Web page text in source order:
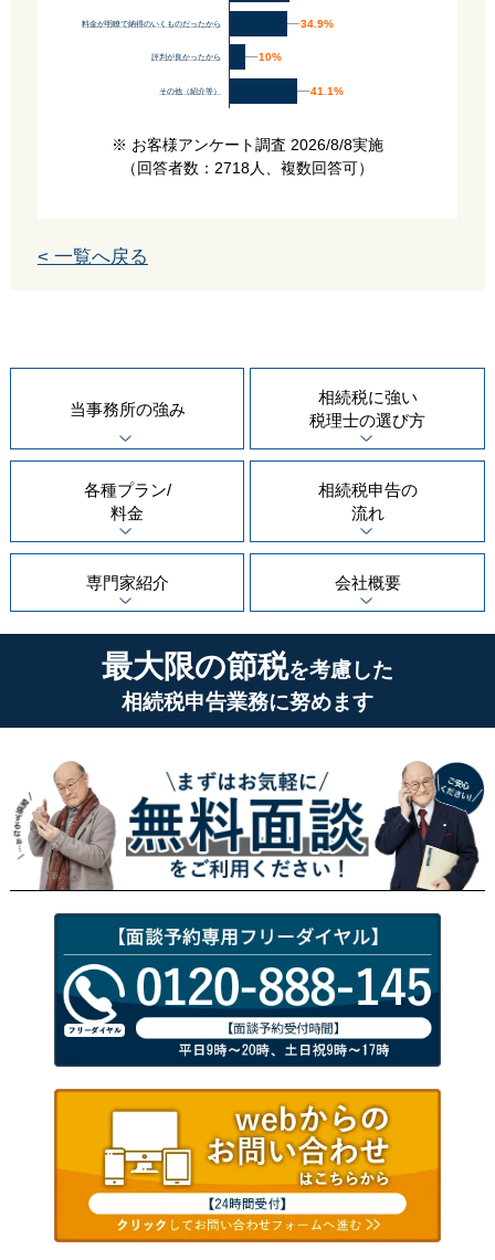
料金が明瞭で納得のいくものだったから
評判が良かったから
その他（紹介等）
34.9%
34.9%
10%
10%
41.1%
41.1%
※ お客様アンケート調査 2026/8/8実施
（回答者数：2718人、複数回答可）
< 一覧へ戻る
当事務所の強み
相続税に強い
税理士の選び方
各種プラン/
料金
相続税申告の
流れ
専門家紹介 会社概要
最大限の節税を考慮した
相続税申告業務に努めます